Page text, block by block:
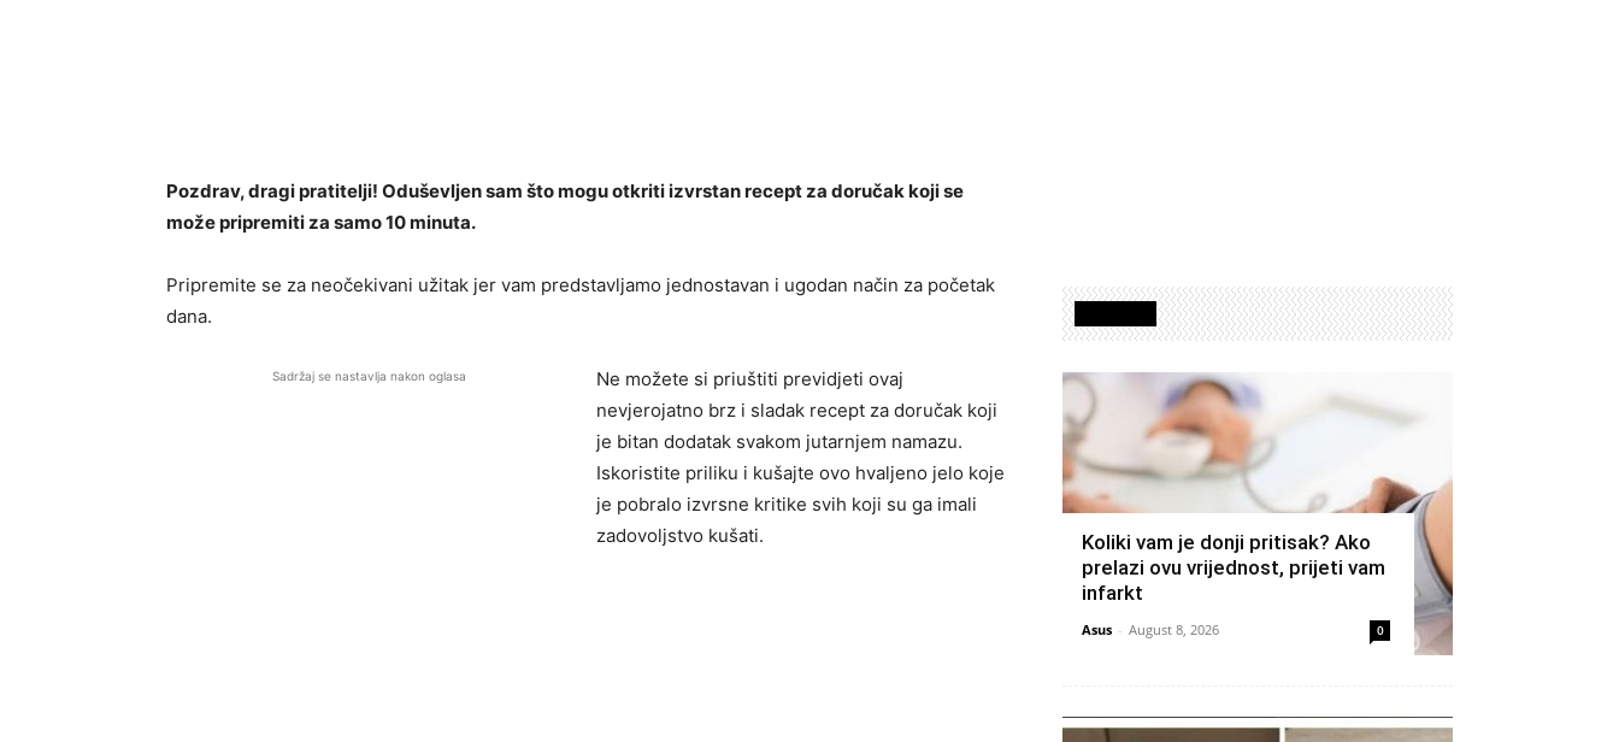
Pozdrav, dragi pratitelji! Oduševljen sam što mogu otkriti izvrstan recept za doručak koji se
može pripremiti za samo 10 minuta.
Pripremite se za neočekivani užitak jer vam predstavljamo jednostavan i ugodan način za početak
dana.
Sadržaj se nastavlja nakon oglasa
Ne možete si priuštiti previdjeti ovaj
nevjerojatno brz i sladak recept za doručak koji
je bitan dodatak svakom jutarnjem namazu.
Iskoristite priliku i kušajte ovo hvaljeno jelo koje
je pobralo izvrsne kritike svih koji su ga imali
zadovoljstvo kušati.
Koliki vam je donji pritisak? Ako
prelazi ovu vrijednost, prijeti vam
infarkt
Asus - August 8, 2026 0